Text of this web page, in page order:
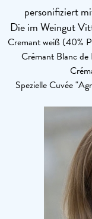
personifiziert
Die im Weingut
Cremant weiß (40%
Crémant Blanc
Spezielle Cuvée